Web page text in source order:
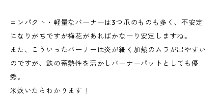
コンパクト・軽量なバーナーは3つ爪のものも多く、不安定
になりがちですが梅花があればかなーり安定しますね。
また、こういったバーナーは炎が細く加熱のムラが出やすい
のですが、鉄の蓄熱性を活かしバーナーパットとしても優
秀。
米炊いたらわかります！